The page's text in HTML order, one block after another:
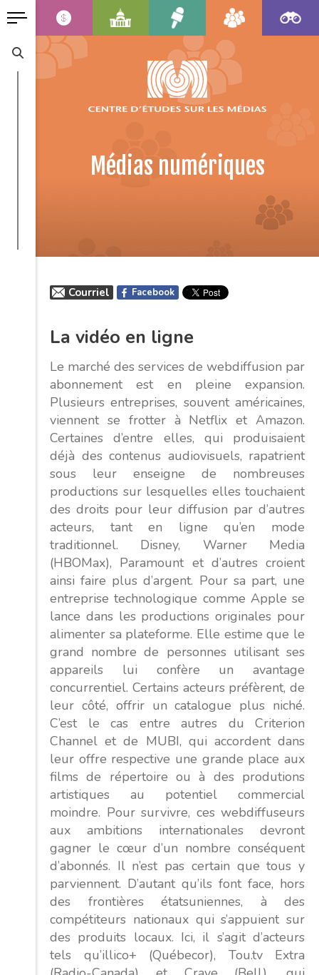
Médias numériques
Courriel Facebook
La vidéo en ligne
Le marché des services de webdiffusion par
abonnement est en pleine expansion.
Plusieurs entreprises, souvent américaines,
viennent se frotter à Netflix et Amazon.
Certaines d’entre elles, qui produisaient
déjà des contenus audiovisuels, rapatrient
sous leur enseigne de nombreuses
productions sur lesquelles elles touchaient
des droits pour leur diffusion par d’autres
acteurs, tant en ligne qu’en mode
traditionnel. Disney, Warner Media
(HBOMax), Paramount et d’autres croient
ainsi faire plus d’argent. Pour sa part, une
entreprise technologique comme Apple se
lance dans les productions originales pour
alimenter sa plateforme. Elle estime que le
grand nombre de personnes utilisant ses
appareils lui confère un avantage
concurrentiel. Certains acteurs préfèrent, de
leur côté, offrir un catalogue plus niché.
C’est le cas entre autres du Criterion
Channel et de MUBI, qui accordent dans
leur offre respective une grande place aux
films de répertoire ou à des produtions
artistiques au potentiel commercial
moindre. Pour survivre, ces webdiffuseurs
aux ambitions internationales devront
gagner le cœur d’un nombre conséquent
d’abonnés. Il n’est pas certain que tous y
parviennent. D’autant qu’ils font face, hors
des frontières étatsuniennes, à des
compétiteurs nationaux qui s’appuient sur
des produits locaux. Ici, il s’agit d’acteurs
tels qu’illico+ (Québecor), Tou.tv Extra